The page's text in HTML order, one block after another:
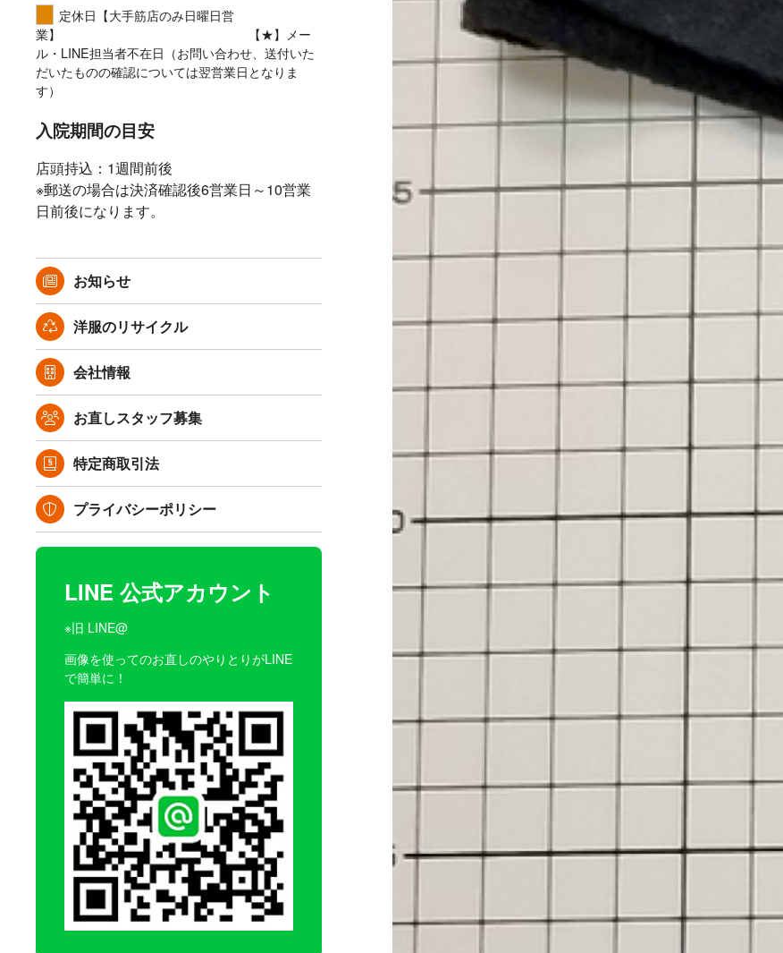
定休日【大手筋店のみ日曜日営
業】 【★】メー
ル・LINE担当者不在日（お問い合わせ、送付いた
だいたものの確認については翌営業日となりま
す）
入院期間の目安
店頭持込：1週間前後
※郵送の場合は決済確認後6営業日～10営業
日前後になります。
お知らせ
洋服のリサイクル
会社情報
お直しスタッフ募集
特定商取引法
プライバシーポリシー
LINE 公式アカウント
※旧 LINE@
画像を使ってのお直しのやりとりがLINE
で簡単に！